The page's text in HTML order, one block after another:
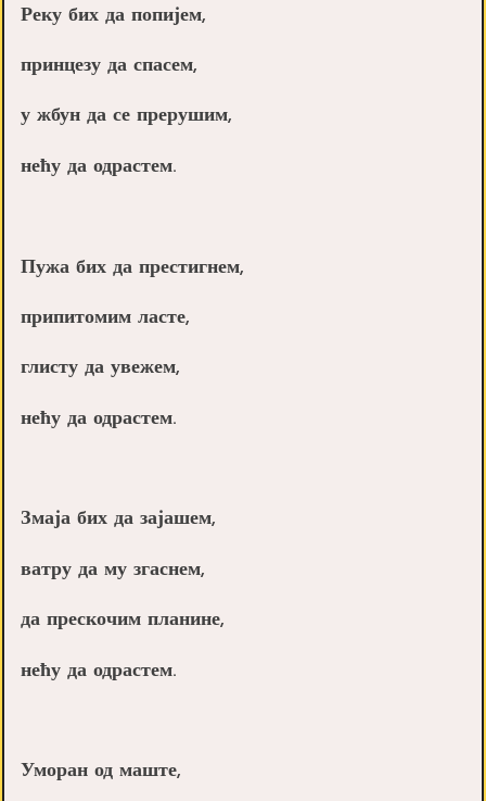
Реку бих да попијем,
принцезу да спасем,
у жбун да се прерушим,
нећу да одрастем.
Пужа бих да престигнем,
припитомим ласте,
глисту да увежем,
нећу да одрастем.
Змаја бих да зајашем,
ватру да му згаснем,
да прескочим планине,
нећу да одрастем.
Уморан од маште,